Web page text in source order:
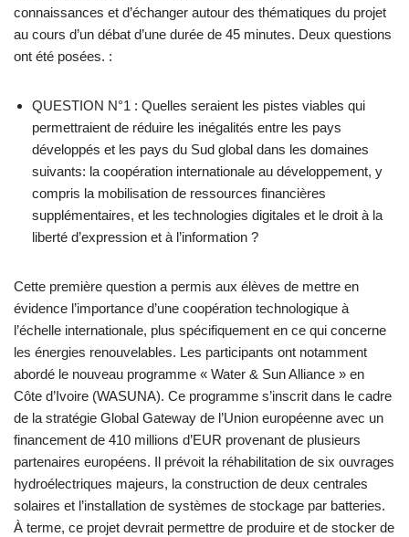
connaissances et d’échanger autour des thématiques du projet
au cours d’un débat d’une durée de 45 minutes. Deux questions
ont été posées. :
QUESTION N°1 : Quelles seraient les pistes viables qui
permettraient de réduire les inégalités entre les pays
développés et les pays du Sud global dans les domaines
suivants: la coopération internationale au développement, y
compris la mobilisation de ressources financières
supplémentaires, et les technologies digitales et le droit à la
liberté d’expression et à l’information ?
Cette première question a permis aux élèves de mettre en
évidence l’importance d’une coopération technologique à
l’échelle internationale, plus spécifiquement en ce qui concerne
les énergies renouvelables. Les participants ont notamment
abordé le nouveau programme « Water & Sun Alliance » en
Côte d’Ivoire (WASUNA). Ce programme s’inscrit dans le cadre
de la stratégie Global Gateway de l’Union européenne avec un
financement de 410 millions d’EUR provenant de plusieurs
partenaires européens. Il prévoit la réhabilitation de six ouvrages
hydroélectriques majeurs, la construction de deux centrales
solaires et l’installation de systèmes de stockage par batteries.
À terme, ce projet devrait permettre de produire et de stocker de